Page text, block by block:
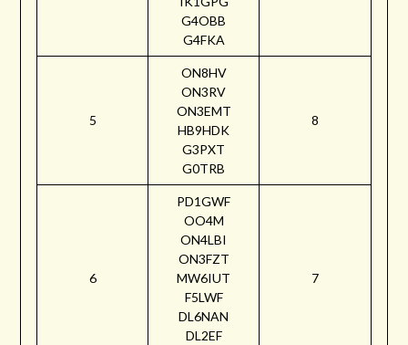
G4OBB
G4FKA
5
ON8HV
ON3RV
ON3EMT
HB9HDK
G3PXT
G0TRB
8
6
PD1GWF
OO4M
ON4LBI
ON3FZT
MW6IUT
F5LWF
DL6NAN
DL2EF
7